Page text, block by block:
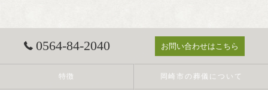
0564-84-2040 お問い合わせはこちら
特徴 岡崎市の葬儀について